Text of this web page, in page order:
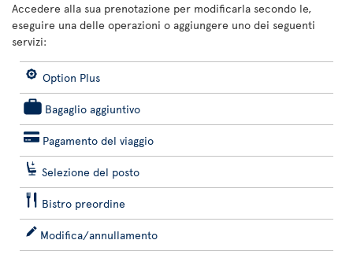
Accedere alla sua prenotazione per modificarla secondo le,
eseguire una delle operazioni o aggiungere uno dei seguenti
servizi:
Option Plus
Bagaglio aggiuntivo
Pagamento del viaggio
Selezione del posto
Bistro preordine
Modifica/annullamento